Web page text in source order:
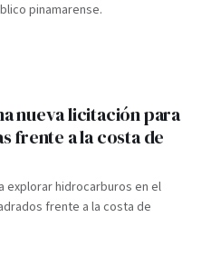
pinamarense.
nueva licitación para
frente a la costa de
explorar hidrocarburos en el
frente a la costa de